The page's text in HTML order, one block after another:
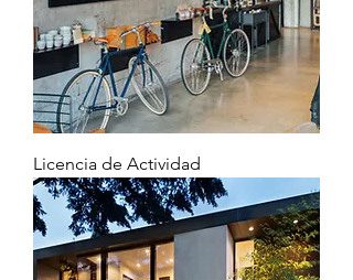
Licencia de Actividad